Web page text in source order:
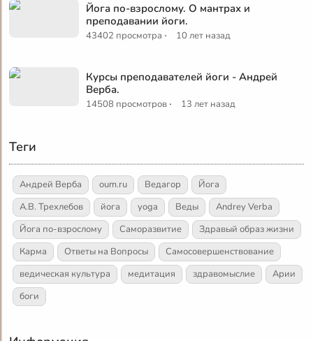
Йога по-взрослому. О мантрах и
преподавании йоги.
43402 просмотра · 10 лет назад
Курсы преподавателей йоги - Андрей
Верба.
14508 просмотров · 13 лет назад
Теги
Андрей Верба oum.ru Ведагор
Йога
А.В. Трехлебов
йога yoga Веды
Andrey Verba
Йога по-взрослому
Саморазвитие
Здравый образ жизни
Карма
Ответы на Вопросы
Самосовершенствование
ведическая культура
медитация здравомыслие
Арии
боги